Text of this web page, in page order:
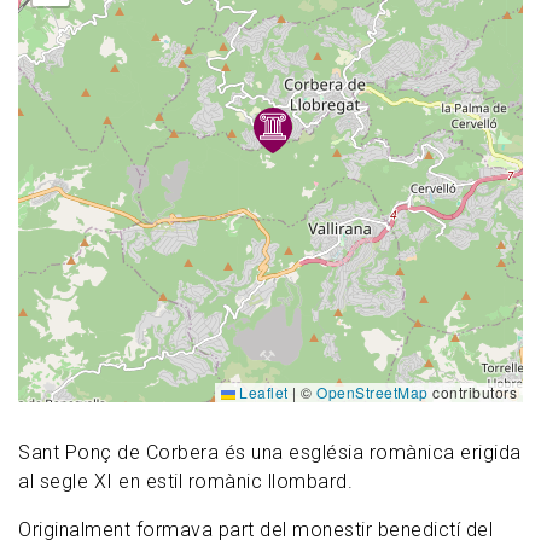
Sant Ponç de Corbera és una església romànica erigida
al segle XI en estil romànic llombard.
Originalment formava part del monestir benedictí del
Leaflet | © OpenStreetMap contributors